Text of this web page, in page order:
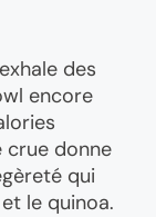
des
encore
crue donne
qui
le quinoa.